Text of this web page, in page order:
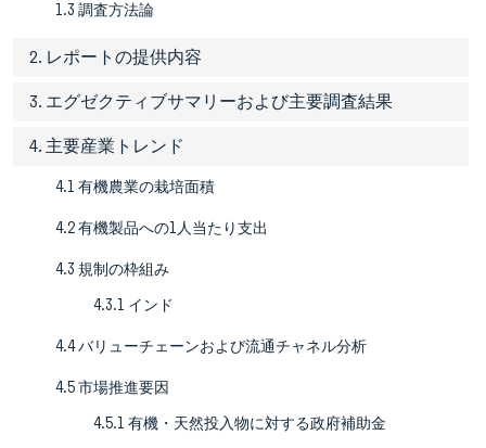
1.3 調査方法論
2. レポートの提供内容
3. エグゼクティブサマリーおよび主要調査結果
4. 主要産業トレンド
4.1 有機農業の栽培面積
4.2 有機製品への1人当たり支出
4.3 規制の枠組み
4.3.1 インド
4.4 バリューチェーンおよび流通チャネル分析
4.5 市場推進要因
4.5.1 有機・天然投入物に対する政府補助金